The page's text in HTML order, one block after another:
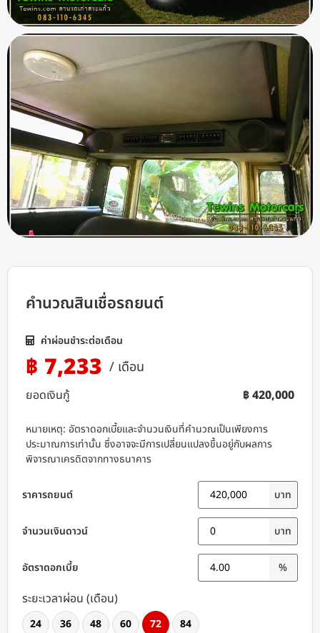
ราคารถยนต์ บาท
จำนวนเงินดาวน์ บาท
อัตราดอกเบี้ย %
ระยะเวลาผ่อน (เดือน)
24 36 48 60 72 84
คำนวณสินเชื่อรถยนต์
ค่าผ่อนชำระต่อเดือน
฿ 7,233 / เดือน
ยอดเงินกู้ ฿ 420,000
หมายเหตุ: อัตราดอกเบี้ยและจำนวนเงินที่คำนวณเป็นเพียงการ
ประมาณการเท่านั้น ซึ่งอาจจะมีการเปลี่ยนแปลงขึ้นอยู่กับผลการ
พิจารณาเครดิตจากทางธนาคาร